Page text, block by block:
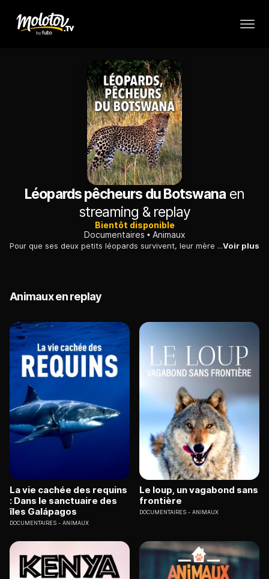
Léopards pêcheurs du Botswana en
streaming & replay
Bientôt disponible
Documentaires
Animaux
Pour que ses deux petits léopards survivent, leur mère leur enseigne entre autres à pêcher dans les rivières grouillantes de vie du Botswana.Voir plus
Animaux en replay
La vie cachée des requins
: Dans le sanctuaire des
îles Galápagos
DOCUMENTAIRES ANIMAUX
Le loup, un vagabond sans
frontière
DOCUMENTAIRES ANIMAUX